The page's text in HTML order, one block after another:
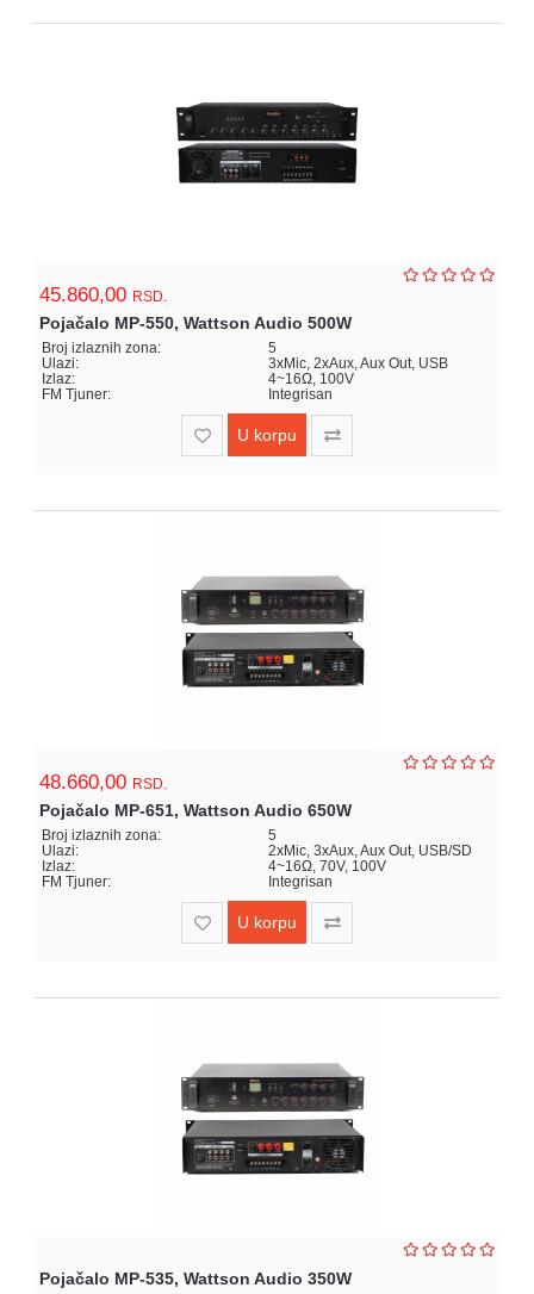
45.860,00 RSD.
Pojačalo MP-550, Wattson Audio 500W
Broj izlaznih zona:
5
Ulazi:
3xMic, 2xAux, Aux Out, USB
Izlaz:
4~16Ω, 100V
FM Tjuner:
Integrisan
U korpu
48.660,00 RSD.
Pojačalo MP-651, Wattson Audio 650W
Broj izlaznih zona:
5
Ulazi:
2xMic, 3xAux, Aux Out, USB/SD
Izlaz:
4~16Ω, 70V, 100V
FM Tjuner:
Integrisan
U korpu
Pojačalo MP-535, Wattson Audio 350W